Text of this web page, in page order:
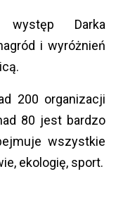
występ Darka
i wyróżnień
200 organizacji
80 jest bardzo
wszystkie
ekologię, sport.